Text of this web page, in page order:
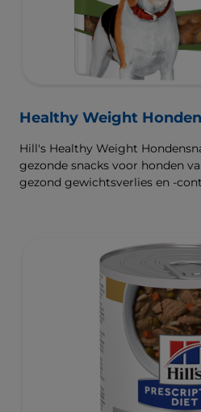
Healthy Weight
Hill's Healthy Weight
gezonde snacks voor honden
gezond gewichtsverlies en -